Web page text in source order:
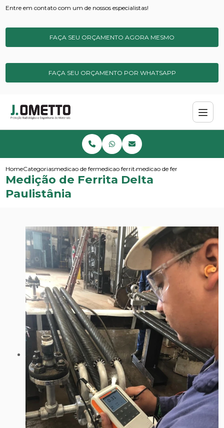
Entre em contato com um de nossos especialistas!
FAÇA SEU ORÇAMENTO AGORA MESMO
FAÇA SEU ORÇAMENTO POR WHATSAPP
HomeCategoriasmedicao de ferritamedicao ferrita de campomedicao de ferrita delta
Medição de Ferrita Delta
Paulistânia